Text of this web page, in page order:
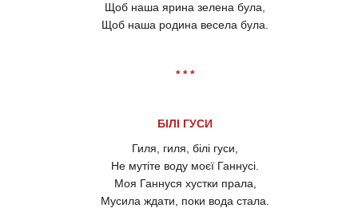
Щоб наша ярина зелена була,
Щоб наша родина весела була.
* * *
БІЛІ ГУСИ
Гиля, гиля, білі гуси,
Не мутіте воду моєї Ганнусі.
Моя Ганнуся хустки прала,
Мусила ждати, поки вода стала.